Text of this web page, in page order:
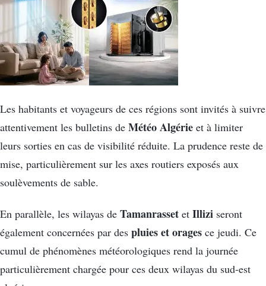
Les habitants et voyageurs de ces régions sont invités à suivre
attentivement les bulletins de Météo Algérie et à limiter
leurs sorties en cas de visibilité réduite. La prudence reste de
mise, particulièrement sur les axes routiers exposés aux
soulèvements de sable.
En parallèle, les wilayas de Tamanrasset et Illizi seront
également concernées par des pluies et orages ce jeudi. Ce
cumul de phénomènes météorologiques rend la journée
particulièrement chargée pour ces deux wilayas du sud-est